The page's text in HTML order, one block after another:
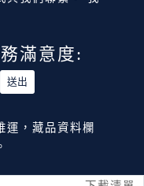
滿意度:
運，藏品資料欄